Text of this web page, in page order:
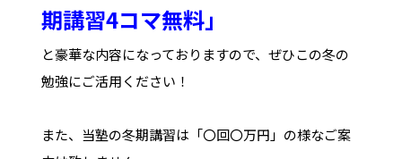
期講習4コマ無料」
と豪華な内容になっておりますので、ぜひこの冬の
勉強にご活用ください！
また、当塾の冬期講習は「〇回〇万円」の様なご案